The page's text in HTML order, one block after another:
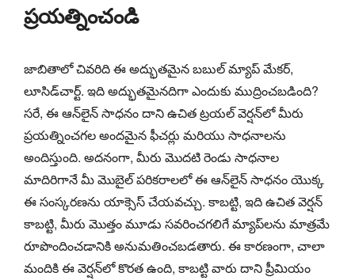
ప్రయత్నించండి
జాబితాలో చివరిది ఈ అద్భుతమైన బబుల్ మ్యాప్ మేకర్,
లూసిడ్‌చార్ట్. ఇది అద్భుతమైనదిగా ఎందుకు ముద్రించబడింది?
సరే, ఈ ఆన్‌లైన్ సాధనం దాని ఉచిత ట్రయల్ వెర్షన్‌లో మీరు
ప్రయత్నించగల అందమైన ఫీచర్లు మరియు సాధనాలను
అందిస్తుంది. అదనంగా, మీరు మొదటి రెండు సాధనాల
మాదిరిగానే మీ మొబైల్ పరికరాలలో ఈ ఆన్‌లైన్ సాధనం యొక్క
ఈ సంస్కరణను యాక్సెస్ చేయవచ్చు. కాబట్టి, ఇది ఉచిత వెర్షన్
కాబట్టి, మీరు మొత్తం మూడు సవరించగలిగే మ్యాప్‌లను మాత్రమే
రూపొందించడానికి అనుమతించబడతారు. ఈ కారణంగా, చాలా
మందికి ఈ వెర్షన్‌లో కొరత ఉంది, కాబట్టి వారు దాని ప్రీమియం